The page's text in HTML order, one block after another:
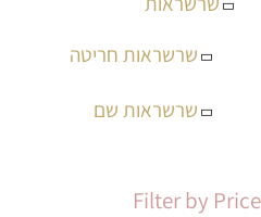
שרשראות חריטה
שרשראות שם
Filter by Price